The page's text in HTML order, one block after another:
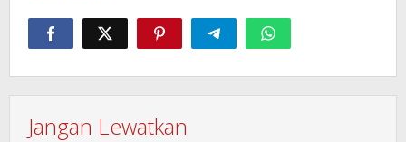
Jangan Lewatkan